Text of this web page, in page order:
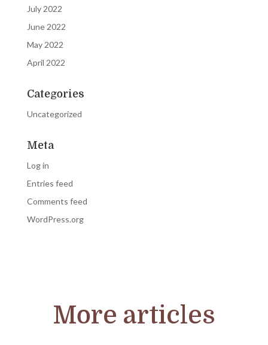
July 2022
June 2022
May 2022
April 2022
Categories
Uncategorized
Meta
Log in
Entries feed
Comments feed
WordPress.org
More articles